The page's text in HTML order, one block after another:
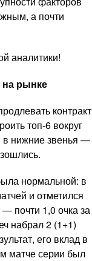
а почти
аналитики!
на рынке
контракт
топ-6 вокруг
в нижние звенья —
нормальной: в
и отметился
почти 1,0 очка за
набрал 2 (1+1)
его вклад в
матче серии был